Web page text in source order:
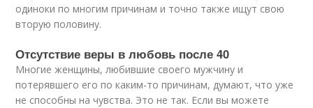
одиноки по многим причинам и точно также ищут свою
вторую половину.
Отсутствие веры в любовь после 40
Многие женщины, любившие своего мужчину и
потерявшего его по каким-то причинам, думают, что уже
не способны на чувства. Это не так. Если вы можете